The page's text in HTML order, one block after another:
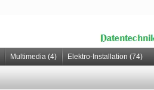
Multimedia (4) Elektro-Installation (74)